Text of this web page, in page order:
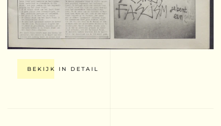
BEKIJK IN DETAIL